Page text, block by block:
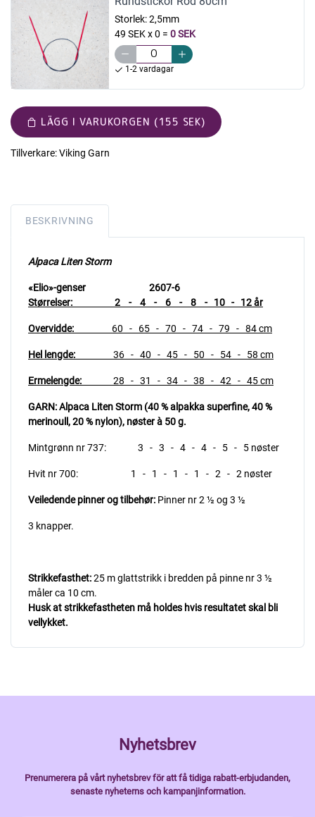
Storlek:2,5mm
49 SEK x 0 = 0 SEK
1-2 vardagar
LÄGG I VARUKORGEN (155 SEK)
Tillverkare:Viking Garn
BESKRIVNING
Alpaca Liten Storm
«Elio»-genser 2607-6
Størrelser: 2 - 4 - 6 - 8 - 10 - 12 år
Overvidde: 60 - 65 - 70 - 74 - 79 - 84 cm
Hel lengde: 36 - 40 - 45 - 50 - 54 - 58 cm
Ermelengde: 28 - 31 - 34 - 38 - 42 - 45 cm
GARN: Alpaca Liten Storm (40 % alpakka superfine, 40 %
merinoull, 20 % nylon), nøster à 50 g.
Mintgrønn nr 737: 3 - 3 - 4 - 4 - 5 - 5 nøster
Hvit nr 700: 1 - 1 - 1 - 1 - 2 - 2 nøster
Veiledende pinner og tilbehør: Pinner nr 2 ½ og 3 ½
3 knapper.
Strikkefasthet:25 m glattstrikk i bredden på pinne nr 3 ½
måler ca 10 cm.
Husk at strikkefastheten må holdes hvis resultatet skal bli
vellykket.
Nyhetsbrev
Prenumerera på vårt nyhetsbrev för att få tidiga rabatt-erbjudanden,
senaste nyheterns och kampanjinformation.